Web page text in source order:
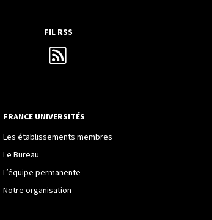
FIL RSS
FRANCE UNIVERSITÉS
Les établissements membres
Le Bureau
L’équipe permanente
Notre organisation